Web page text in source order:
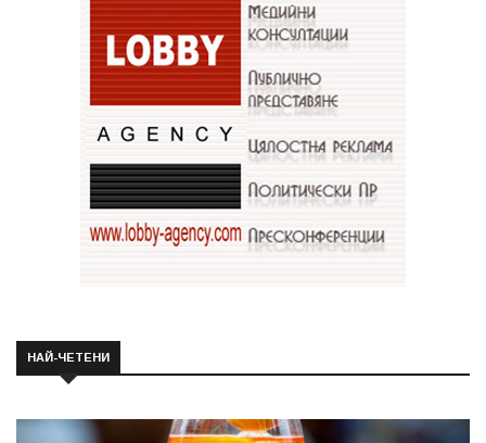
НАЙ-ЧЕТЕНИ